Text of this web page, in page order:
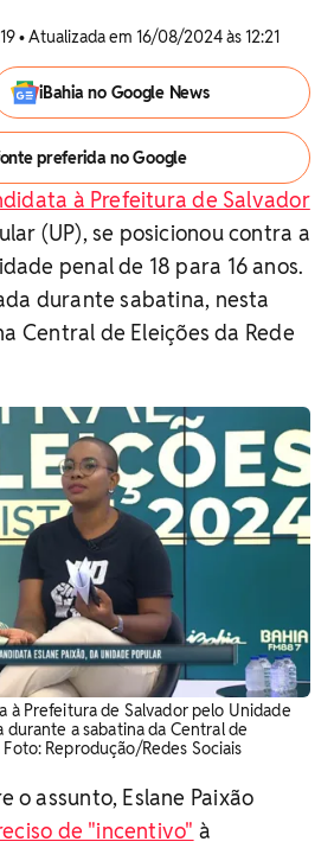
• Atualizada em 16/08/2024 às 12:21
iBahia no Google News
preferida no Google
à Prefeitura de Salvador
(UP), se posicionou contra a
penal de 18 para 16 anos.
durante sabatina, nesta
Central de Eleições da Rede
à Prefeitura de Salvador pelo Unidade
durante a sabatina da Central de
Reprodução/Redes Sociais
o assunto, Eslane Paixão
de "incentivo" à